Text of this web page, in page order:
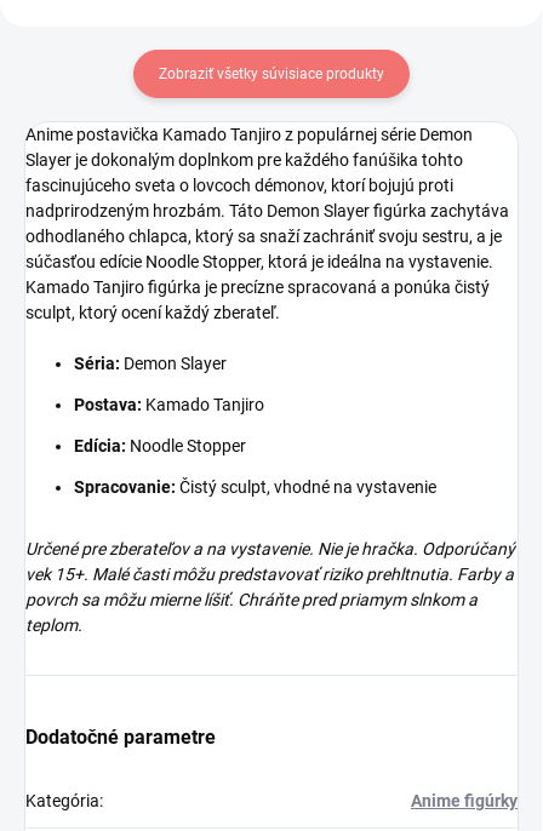
Zobraziť všetky súvisiace produkty
Anime postavička Kamado Tanjiro z populárnej série Demon
Slayer je dokonalým doplnkom pre každého fanúšika tohto
fascinujúceho sveta o lovcoch démonov, ktorí bojujú proti
nadprirodzeným hrozbám. Táto Demon Slayer figúrka zachytáva
odhodlaného chlapca, ktorý sa snaží zachrániť svoju sestru, a je
súčasťou edície Noodle Stopper, ktorá je ideálna na vystavenie.
Kamado Tanjiro figúrka je precízne spracovaná a ponúka čistý
sculpt, ktorý ocení každý zberateľ.
Séria: Demon Slayer
Postava: Kamado Tanjiro
Edícia: Noodle Stopper
Spracovanie: Čistý sculpt, vhodné na vystavenie
Určené pre zberateľov a na vystavenie. Nie je hračka. Odporúčaný
vek 15+. Malé časti môžu predstavovať riziko prehltnutia. Farby a
povrch sa môžu mierne líšiť. Chráňte pred priamym slnkom a
teplom.
Dodatočné parametre
Kategória: Anime figúrky